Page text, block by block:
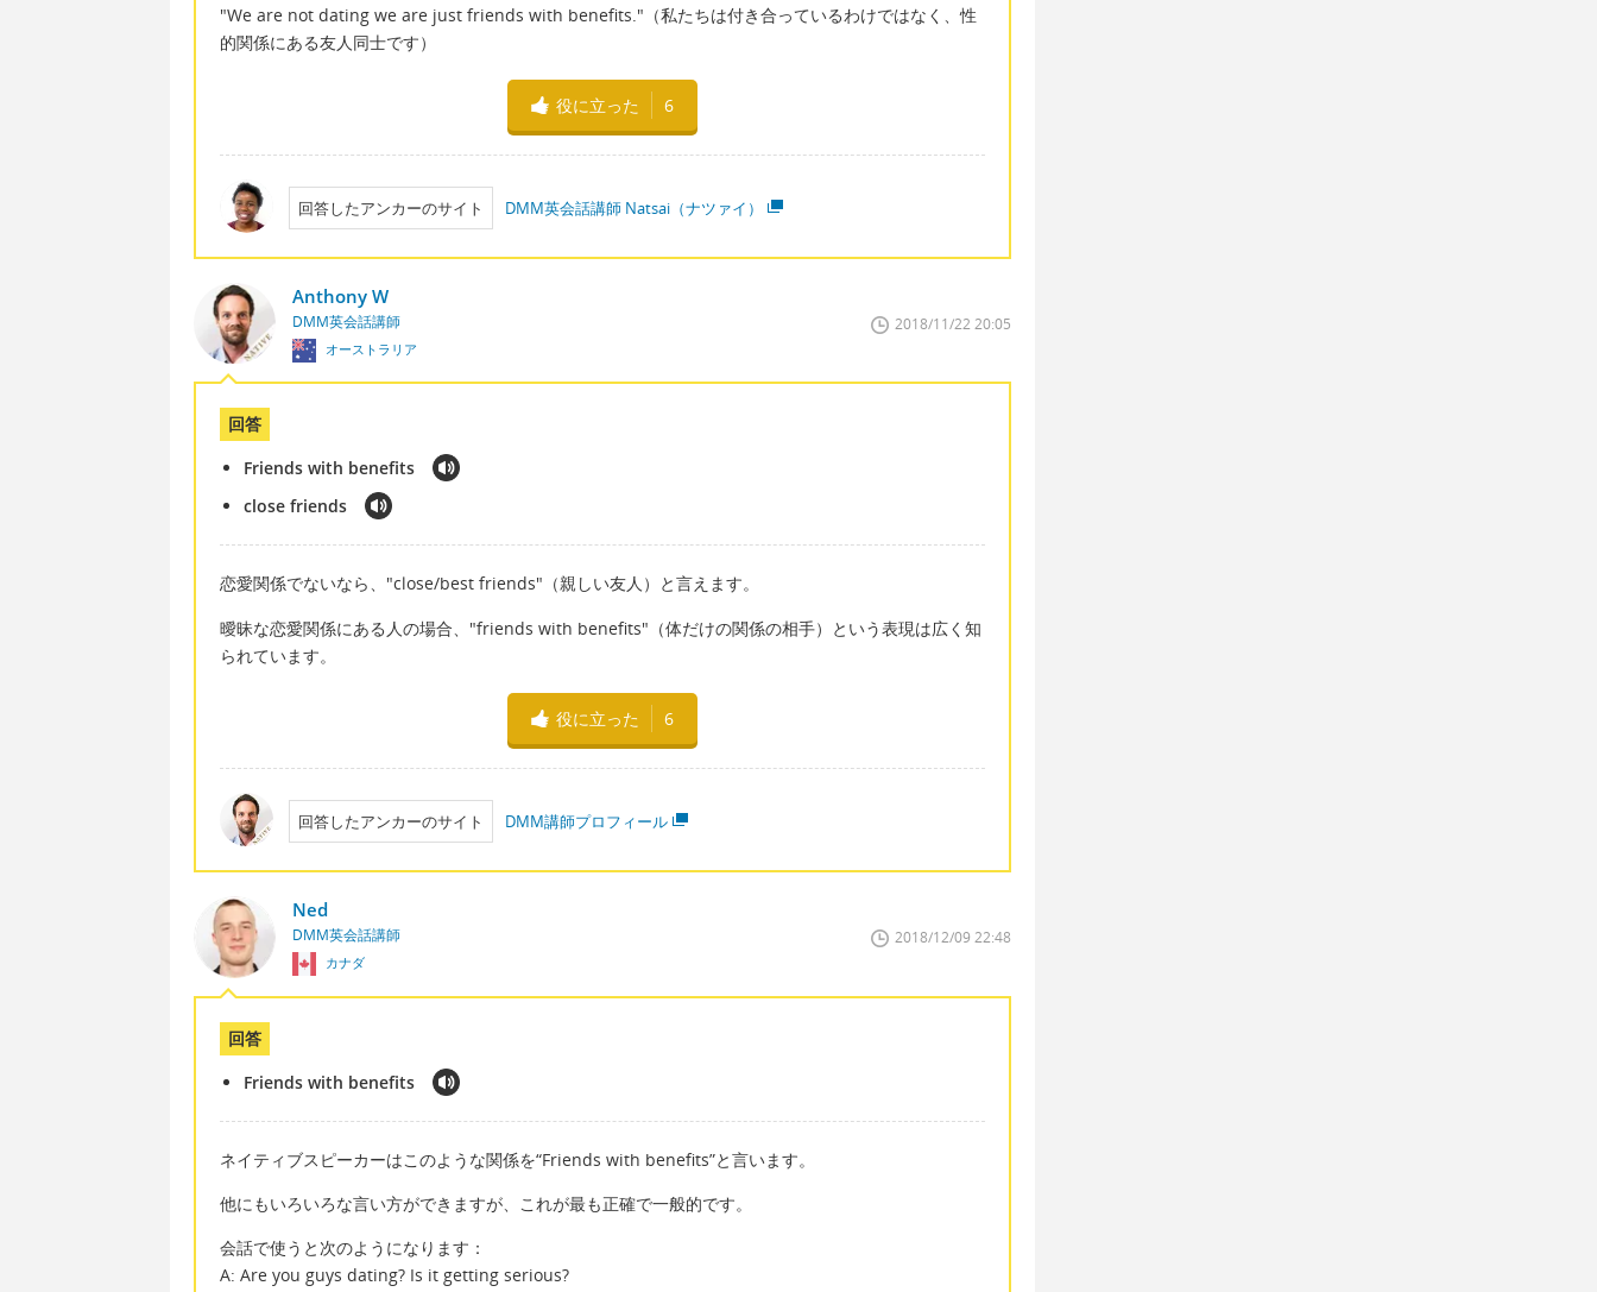
"We are not dating we are just friends with benefits."（私たちは付き合っているわけではなく、性
的関係にある友人同士です）
役に立った 6
回答したアンカーのサイト DMM英会話講師 Natsai（ナツァイ）
Anthony W
DMM英会話講師
オーストラリア
2018/11/22 20:05
回答
Friends with benefits
close friends
恋愛関係でないなら、"close/best friends"（親しい友人）と言えます。
曖昧な恋愛関係にある人の場合、"friends with benefits"（体だけの関係の相手）という表現は広く知
られています。
役に立った 6
回答したアンカーのサイト DMM講師プロフィール
Ned
DMM英会話講師
カナダ
2018/12/09 22:48
回答
Friends with benefits
ネイティブスピーカーはこのような関係を“Friends with benefits”と言います。
他にもいろいろな言い方ができますが、これが最も正確で一般的です。
会話で使うと次のようになります：
A: Are you guys dating? Is it getting serious?